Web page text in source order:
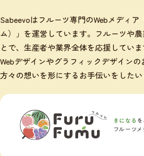
Sabeevoはフルーツ専門のWebメディア
ム）」を運営しています。フルーツや
とで、生産者や業界全体を応援してい
Webデザインやグラフィックデザイン
方々の想いを形にするお手伝いをしたい